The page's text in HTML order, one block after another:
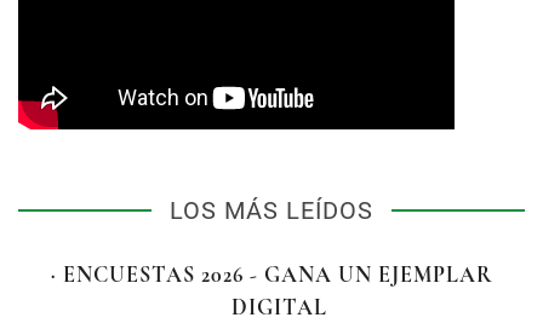
LOS MÁS LEÍDOS
· ENCUESTAS 2026 - GANA UN EJEMPLAR
DIGITAL